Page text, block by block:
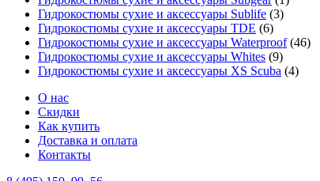
Гидрокостюмы сухие и аксессуары Sublife (3)
Гидрокостюмы сухие и аксессуары TDE (6)
Гидрокостюмы сухие и аксессуары Waterproof(46)
Гидрокостюмы сухие и аксессуары Whites (9)
Гидрокостюмы сухие и аксессуары XS Scuba (4)
О нас
Скидки
Как купить
Доставка и оплата
Контакты